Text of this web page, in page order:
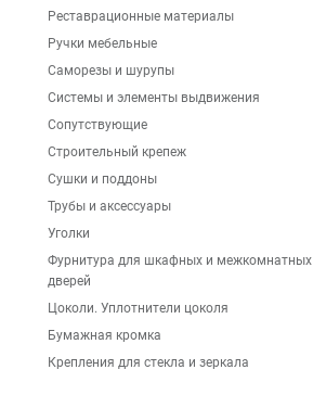
Реставрационные материалы
Ручки мебельные
Саморезы и шурупы
Системы и элементы выдвижения
Сопутствующие
Строительный крепеж
Сушки и поддоны
Трубы и аксессуары
Уголки
Фурнитура для шкафных и межкомнатных
дверей
Цоколи. Уплотнители цоколя
Бумажная кромка
Крепления для стекла и зеркала